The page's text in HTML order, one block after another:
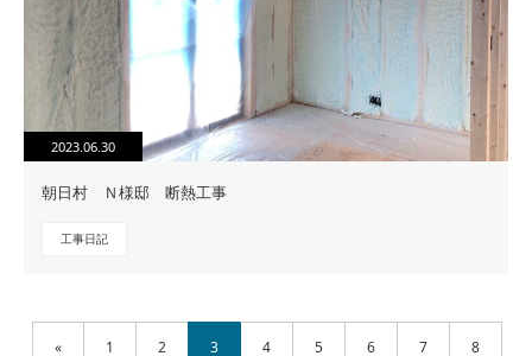
2023.06.30
朝日村 Ｎ様邸 断熱工事
工事日記
« 1 2 3 4 5 6 7 8